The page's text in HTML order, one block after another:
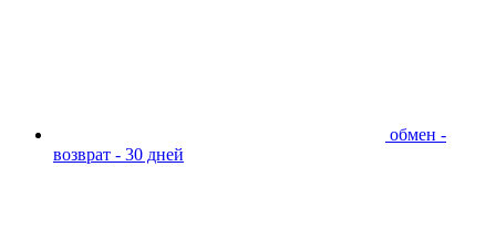
обмен -
возврат - 30 дней